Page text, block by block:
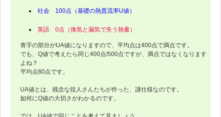
社会 100点（基礎の熱貫流率U値）
英語 0点（換気と漏気で失う熱量）
青字の部分がUA値になりますので、平均点は400点で満点です。
でも、Q値で考えたら同じ400点/500点ですが、満点ではなくなります
よね？
平均点80点です。
UA値とは、残念な役人さんたちが作った、謎仕様なのです。
如何にQ値の大切さがわかるのです。